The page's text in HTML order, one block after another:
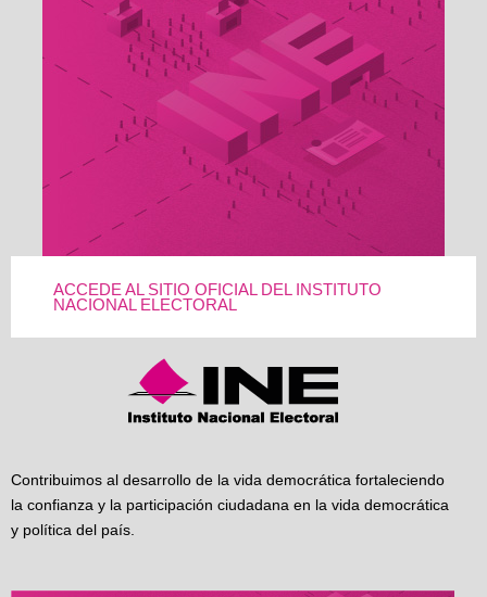
ACCEDE AL SITIO OFICIAL DEL INSTITUTO
NACIONAL ELECTORAL
Contribuimos al desarrollo de la vida democrática fortaleciendo
la confianza y la participación ciudadana en la vida democrática
y política del país.